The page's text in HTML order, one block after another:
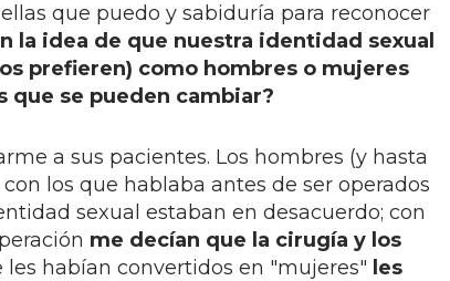
que puedo y sabiduría para reconocer
la idea de que nuestra identidad sexual
prefieren) como hombres o mujeres
que se pueden cambiar?
a sus pacientes. Los hombres (y hasta
los que hablaba antes de ser operados
sexual estaban en desacuerdo; con
me decían que la cirugía y los
les habían convertidos en "mujeres" les